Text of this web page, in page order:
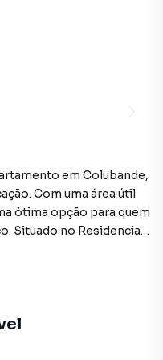
em Colubande,
Com uma área útil
ótima opção para quem
Situado no Residencial
amplo espaço para uma
cozinha,